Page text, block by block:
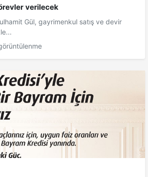
verilecek
Gül, gayrimenkul satış ve devir